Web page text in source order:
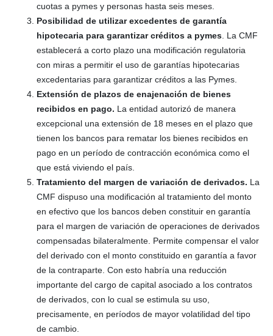
cuotas a pymes y personas hasta seis meses.
Posibilidad de utilizar excedentes de garantía
hipotecaria para garantizar créditos a pymes . La CMF
establecerá a corto plazo una modificación regulatoria
con miras a permitir el uso de garantías hipotecarias
excedentarias para garantizar créditos a las Pymes.
Extensión de plazos de enajenación de bienes
recibidos en pago. La entidad autorizó de manera
excepcional una extensión de 18 meses en el plazo que
tienen los bancos para rematar los bienes recibidos en
pago en un período de contracción económica como el
que está viviendo el país.
Tratamiento del margen de variación de derivados. La
CMF dispuso una modificación al tratamiento del monto
en efectivo que los bancos deben constituir en garantía
para el margen de variación de operaciones de derivados
compensadas bilateralmente. Permite compensar el valor
del derivado con el monto constituido en garantía a favor
de la contraparte. Con esto habría una reducción
importante del cargo de capital asociado a los contratos
de derivados, con lo cual se estimula su uso,
precisamente, en períodos de mayor volatilidad del tipo
de cambio.